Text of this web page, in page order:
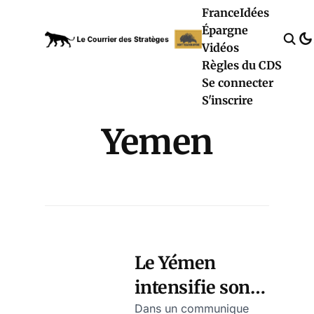
FranceIdées
Épargne
Vidéos
Règles du CDS
Se connecter
S'inscrire
Yemen
Le Yémen
intensifie son
Dans un communique